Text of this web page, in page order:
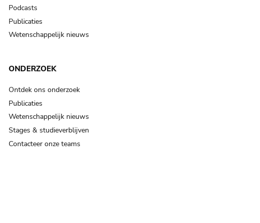
Podcasts
Publicaties
Wetenschappelijk nieuws
ONDERZOEK
Ontdek ons onderzoek
Publicaties
Wetenschappelijk nieuws
Stages & studieverblijven
Contacteer onze teams